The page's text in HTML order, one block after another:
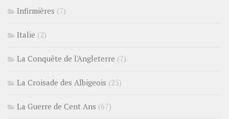
Infirmières (7)
Italie (2)
La Conquête de l'Angleterre (7)
La Croisade des Albigeois (25)
La Guerre de Cent Ans (67)